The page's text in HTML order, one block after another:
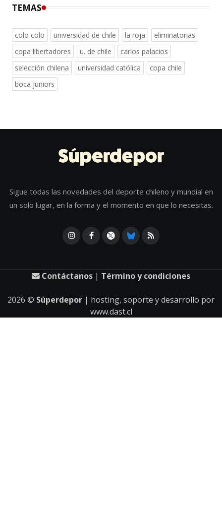
TEMAS
colo colo universidad de chile la roja
eliminatorias
copa libertadores
u. de chile
carlos palacios
selección chilena
universidad católica
copa chile
boca juniors
Sigue todas las novedades del deporte chileno y mundial en
un solo lugar, en la forma y el momento en que lo necesitas.
Contáctanos | Término y condiciones
2026 © Súperdepor | hosting, soporte y desarrollo por
www.dast.cl